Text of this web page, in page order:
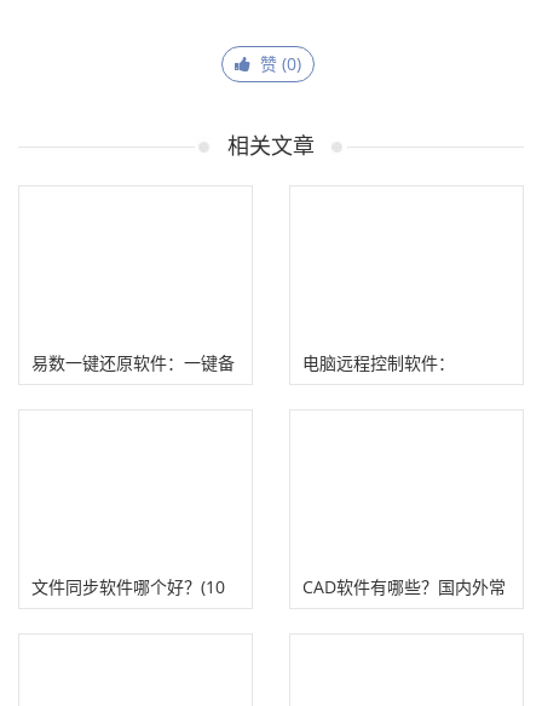
赞 (0)
相关文章
易数一键还原软件：一键备
份还原电脑操作系统
电脑远程控制软件：
RayLink、to desk、向日
文件同步软件哪个好？(10
款值得推荐的同步软件）
CAD软件有哪些？国内外常
见CAD制作软件网站